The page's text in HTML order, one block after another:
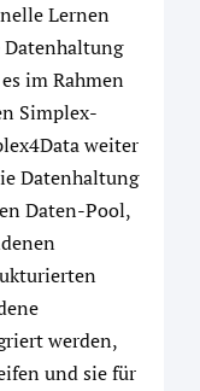
Lernen
im Rahmen
Simplex-
weiter
Datenhaltung
Daten-Pool,
werden,
und sie für